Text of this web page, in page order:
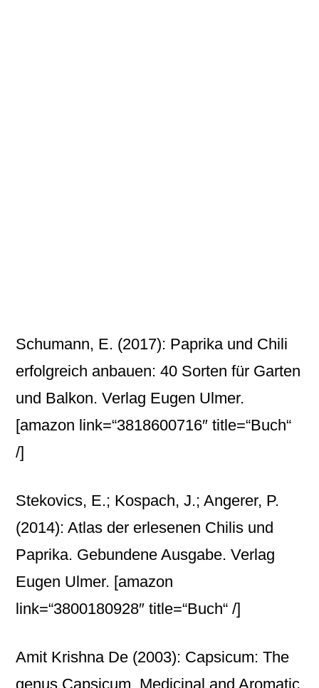
Schumann, E. (2017): Paprika und Chili
erfolgreich anbauen: 40 Sorten für Garten
und Balkon. Verlag Eugen Ulmer.
[amazon link=“3818600716″ title=“Buch“
/]
Stekovics, E.; Kospach, J.; Angerer, P.
(2014): Atlas der erlesenen Chilis und
Paprika. Gebundene Ausgabe. Verlag
Eugen Ulmer. [amazon
link=“3800180928″ title=“Buch“ /]
Amit Krishna De (2003): Capsicum: The
genus Capsicum. Medicinal and Aromatic